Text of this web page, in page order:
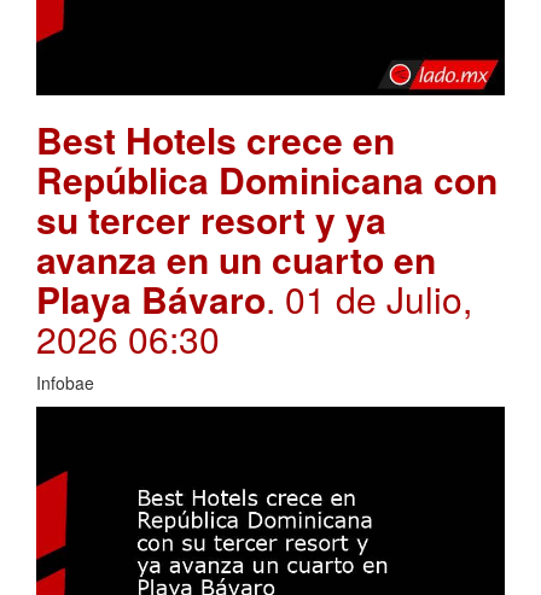
Best Hotels crece en
República Dominicana con
su tercer resort y ya
avanza en un cuarto en
Playa Bávaro. 01 de Julio,
2026 06:30
Infobae